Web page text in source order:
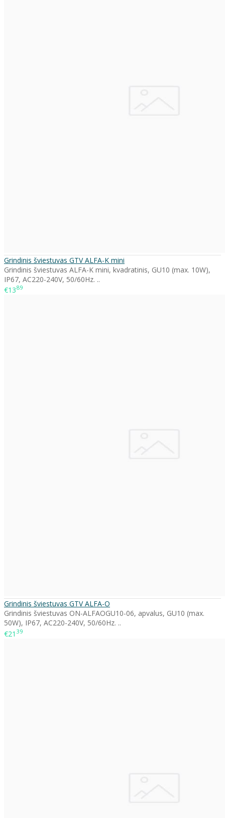
Grindinis šviestuvas GTV ALFA-K mini
Grindinis šviestuvas ALFA-K mini, kvadratinis, GU10 (max. 10W),
IP67, AC220-240V, 50/60Hz. ..
€1389
Grindinis šviestuvas GTV ALFA-O
Grindinis šviestuvas ON-ALFAOGU10-06, apvalus, GU10 (max.
50W), IP67, AC220-240V, 50/60Hz. ..
€21 39